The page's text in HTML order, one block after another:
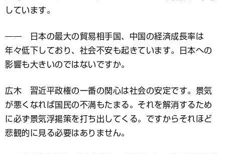
しています。
―― 日本の最大の貿易相手国、中国の経済成長率は
年々低下しており、社会不安も起きています。日本への
影響も大きいのではないですか。
広木 習近平政権の一番の関心は社会の安定です。景気
が悪くなれば国民の不満もたまる。それを解消するため
に必ず景気浮揚策を打ち出してくる。ですからそれほど
悲観的に見る必要はありません。